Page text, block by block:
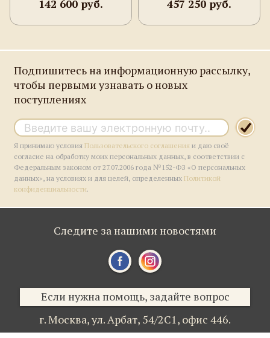
142 600 руб. 457 250 руб.
Подпишитесь на информационную рассылку,
чтобы первыми узнавать о новых
поступлениях
Я принимаю условияПользовательского соглашения и даю своё
согласие на обработку моих персональных данных, в соответствии с
Федеральным законом от 27.07.2006 года №152-ФЗ «О персональных
данных», на условиях и для целей, определенныхПолитикой
конфиденциальности.
Следите за нашими новостями
Если нужна помощь, задайте вопрос
г. Москва,ул. Арбат, 54/2С1, офис 446.